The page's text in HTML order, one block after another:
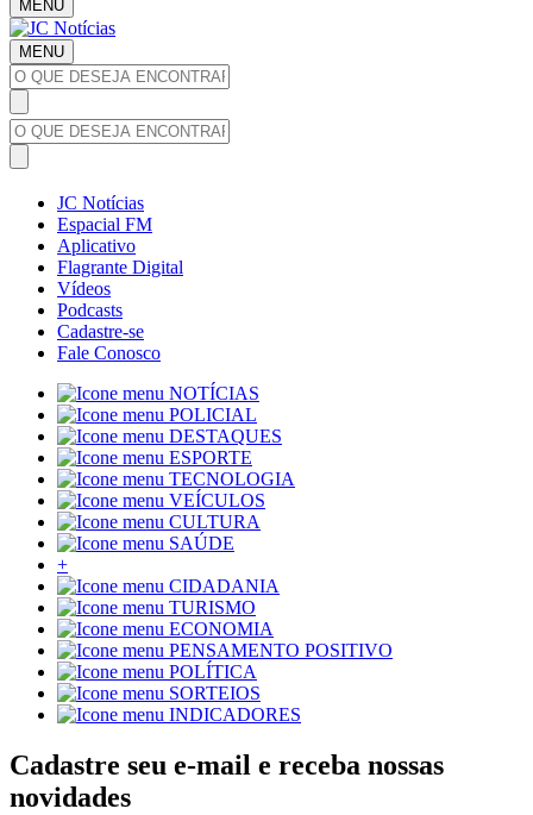
MENU
MENU
JC Notícias
Espacial FM
Aplicativo
Flagrante Digital
Vídeos
Podcasts
Cadastre-se
Fale Conosco
NOTÍCIAS
POLICIAL
DESTAQUES
ESPORTE
TECNOLOGIA
VEÍCULOS
CULTURA
SAÚDE
+
CIDADANIA
TURISMO
ECONOMIA
PENSAMENTO POSITIVO
POLÍTICA
SORTEIOS
INDICADORES
Cadastre seu e-mail e receba nossas
novidades